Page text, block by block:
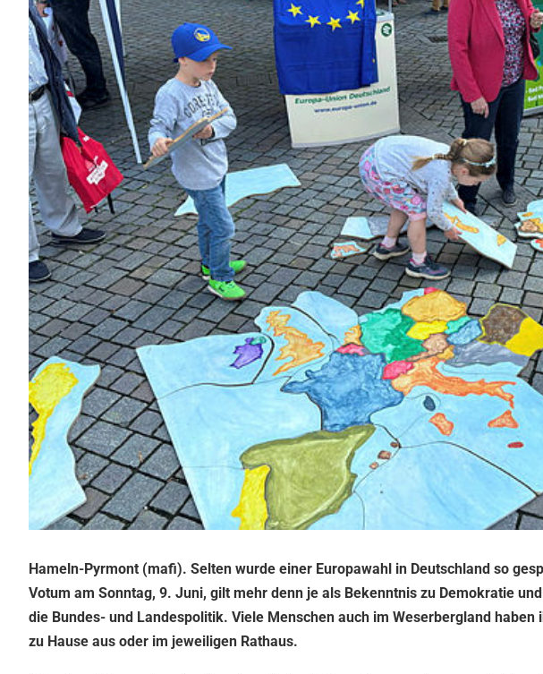
Hameln-Pyrmont (mafi). Selten wurde einer Europawahl in Deutschland so
Votum am Sonntag, 9. Juni, gilt mehr denn je als Bekenntnis zu Demokratie
die Bundes- und Landespolitik. Viele Menschen auch im Weserbergland
zu Hause aus oder im jeweiligen Rathaus.